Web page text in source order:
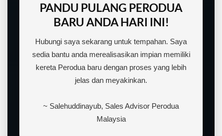
PANDU PULANG PERODUA
BARU ANDA HARI INI!
Hubungi saya sekarang untuk tempahan. Saya
sedia bantu anda merealisasikan impian memiliki
kereta Perodua baru dengan proses yang lebih
jelas dan meyakinkan.
~ Salehuddinayub, Sales Advisor Perodua
Malaysia